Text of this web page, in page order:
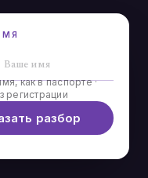
как в паспорте ·
регистрации
разбор